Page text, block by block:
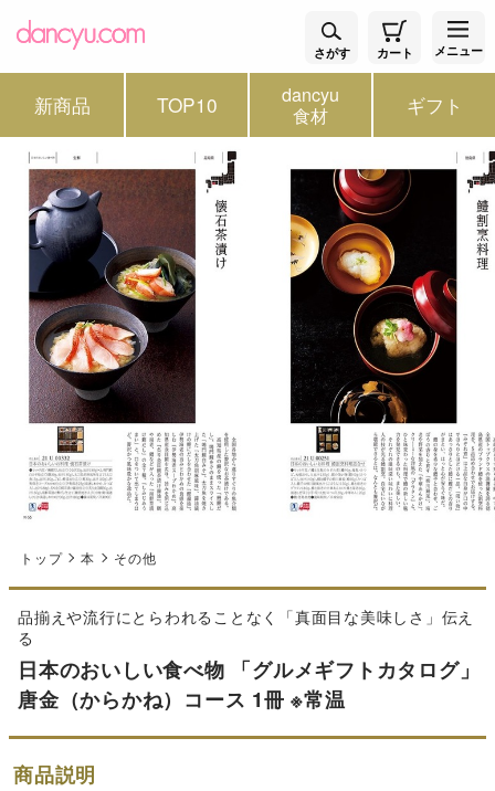
さがす カート メニュー
新商品 TOP10 dancyu
食材 ギフト
トップ 本 その他
品揃えや流行にとらわれることなく「真面目な美味しさ」伝え
る
日本のおいしい食べ物 「グルメギフトカタログ」
唐金（からかね）コース 1冊 ※常温
商品説明